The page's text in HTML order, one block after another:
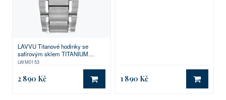
LAVVU Titanové hodinky se
safírovým sklem TITANIUM
LILLEHAMMER Blue
LWM0153
2 890 Kč DO KOŠÍKU
1 890 Kč DO